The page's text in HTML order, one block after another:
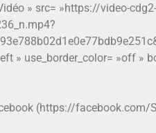
» src= »https://video-cdg2-
» use_border_color= »off »
(https://facebook.com/